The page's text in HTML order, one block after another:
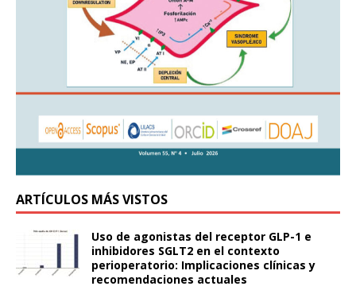
ARTÍCULOS MÁS VISTOS
Uso de agonistas del receptor GLP-1 e
inhibidores SGLT2 en el contexto
perioperatorio: Implicaciones clínicas y
recomendaciones actuales